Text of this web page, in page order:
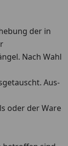
der in
Nach Wahl
Aus-
oder der Ware